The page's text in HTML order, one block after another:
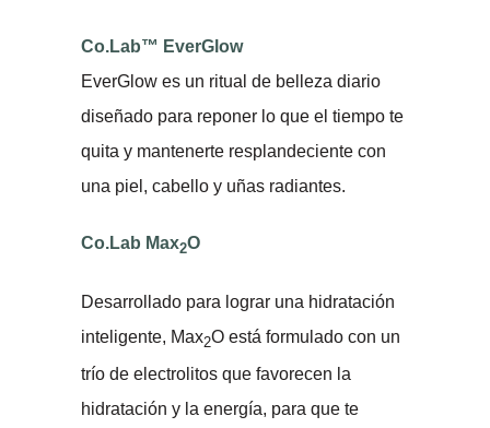
Co.Lab™ EverGlow
EverGlow es un ritual de belleza diario
diseñado para reponer lo que el tiempo te
quita y mantenerte resplandeciente con
una piel, cabello y uñas radiantes.
Co.Lab Max2O
Desarrollado para lograr una hidratación
inteligente, Max2O está formulado con un
trío de electrolitos que favorecen la
hidratación y la energía, para que te